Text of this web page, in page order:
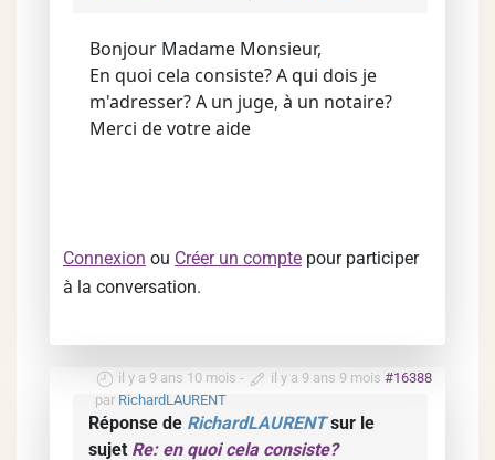
Bonjour Madame Monsieur,
En quoi cela consiste? A qui dois je
m'adresser? A un juge, à un notaire?
Merci de votre aide
Connexion ou Créer un compte pour participer
à la conversation.
il y a 9 ans 10 mois - il y a 9 ans 9 mois #16388
par RichardLAURENT
Réponse de RichardLAURENTsur le
sujet Re: en quoi cela consiste?